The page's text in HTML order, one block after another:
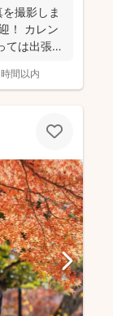
研修を受講
ます(^^)
撮影しま
！ カレン
ては出張で
間以内